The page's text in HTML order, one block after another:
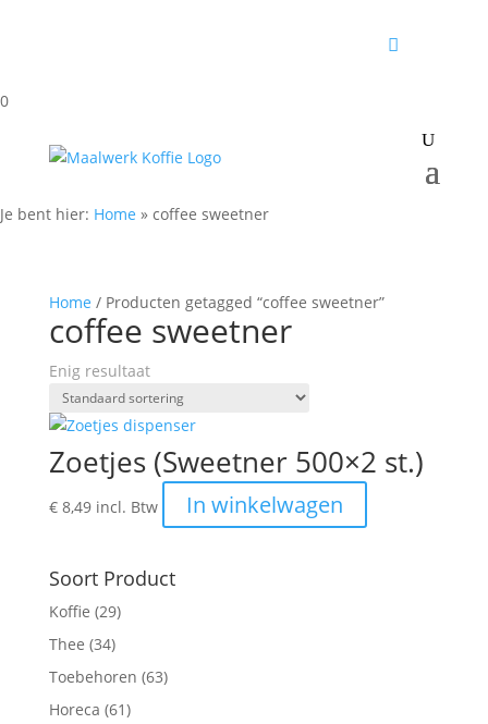
0
Je bent hier: Home » coffee sweetner
Home / Producten getagged “coffee sweetner”
coffee sweetner
Enig resultaat
Zoetjes (Sweetner 500×2 st.)
€8,49 incl. Btw In winkelwagen
Soort Product
Koffie (29)
Thee (34)
Toebehoren (63)
Horeca (61)